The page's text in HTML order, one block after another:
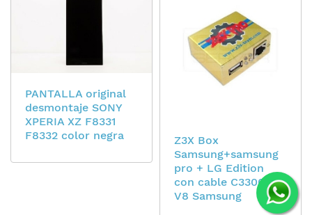
PANTALLA original
desmontaje SONY
XPERIA XZ F8331
F8332 color negra
Z3X Box
Samsung+samsung
pro + LG Edition
con cable C3300+
V8 Samsung